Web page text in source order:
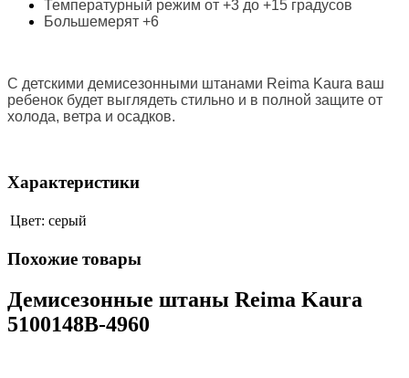
Температурный режим от +3 до +15 градусов
Большемерят +6
С детскими демисезонными штанами Reima Kaura ваш
ребенок будет выглядеть стильно и в полной защите от
холода, ветра и осадков.
Характеристики
Цвет: серый
Похожие товары
Демисезонные штаны Reima Kaura
5100148B-4960